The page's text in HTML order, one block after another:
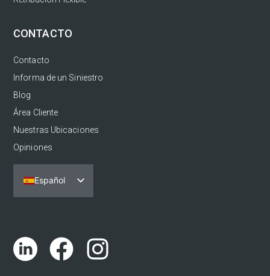
CONTACTO
Contacto
Informa de un Siniestro
Blog
Área Cliente
Nuestras Ubicaciones
Opiniones
Español
Português
Català
Euskara